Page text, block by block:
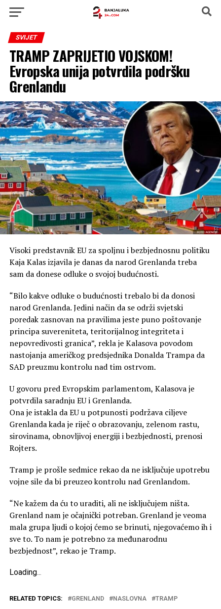
SVIJET
TRAMP ZAPRIJETIO VOJSKOM!
Evropska unija potvrdila podršku
Grenlandu
Visoki predstavnik EU za spoljnu i bezbjednosnu politiku
Kaja Kalas izjavila je danas da narod Grenlanda treba
sam da donese odluke o svojoj budućnosti.
“Bilo kakve odluke o budućnosti trebalo bi da donosi
narod Grenlanda. Jedini način da se održi svjetski
poredak zasnovan na pravilima jeste puno poštovanje
principa suvereniteta, teritorijalnog integriteta i
nepovredivosti granica”, rekla je Kalasova povodom
nastojanja američkog predsjednika Donalda Trampa da
SAD preuzmu kontrolu nad tim ostrvom.
U govoru pred Evropskim parlamentom, Kalasova je
potvrdila saradnju EU i Grenlanda.
Ona je istakla da EU u potpunosti podržava ciljeve
Grenlanda kada je riječ o obrazovanju, zelenom rastu,
sirovinama, obnovljivoj energiji i bezbjednosti, prenosi
Rojters.
Tramp je prošle sedmice rekao da ne isključuje upotrebu
vojne sile da bi preuzeo kontrolu nad Grenlandom.
“Ne kažem da ću to uraditi, ali ne isključujem ništa.
Grenland nam je očajnički potreban. Grenland je veoma
mala grupa ljudi o kojoj ćemo se brinuti, njegovaćemo ih i
sve to. To nam je potrebno za međunarodnu
bezbjednost”, rekao je Tramp.
Loading...
RELATED TOPICS: GRENLAND NASLOVNA TRAMP